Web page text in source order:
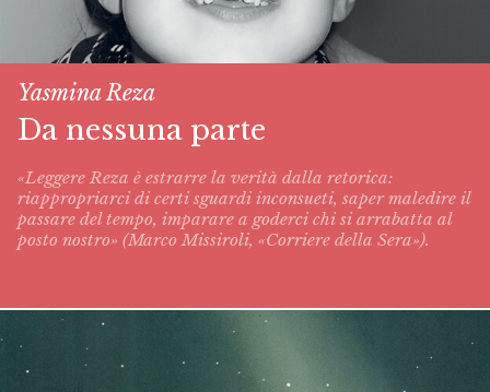
Yasmina Reza
Da nessuna parte
«Leggere Reza è estrarre la verità dalla retorica:
riappropriarci di certi sguardi inconsueti, saper maledire il
passare del tempo, imparare a goderci chi si arrabatta al
posto nostro» (Marco Missiroli, «Corriere della Sera»).